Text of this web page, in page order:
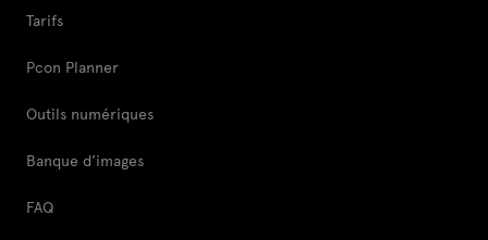
Tarifs
Pcon Planner
Outils numériques
Banque d’images
FAQ